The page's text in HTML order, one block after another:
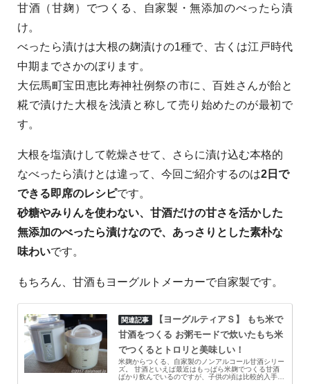
甘酒（甘麹）でつくる、自家製・無添加のべったら漬
け。
べったら漬けは大根の麹漬けの1種で、古くは江戸時代
中期までさかのぼります。
大伝馬町宝田恵比寿神社例祭の市に、百姓さんが飴と
糀で漬けた大根を浅漬と称して売り始めたのが最初で
す。
大根を塩漬けして乾燥させて、さらに漬け込む本格的
なべったら漬けとは違って、今回ご紹介するのは2日で
できる即席のレシピです。
砂糖やみりんを使わない、甘酒だけの甘さを活かした
無添加のべったら漬けなので、あっさりとした素朴な
味わいです。
もちろん、甘酒もヨーグルトメーカーで自家製です。
【ヨーグルティアＳ】 もち米で
甘酒をつくる お粥モードで炊いたもち米
でつくるとトロリと美味しい！
米麹からつくる、自家製のノンアルコール甘酒シリー
ズ。 甘酒といえば最近はもっぱら米麹でつくる甘酒
ばかり飲んでいるのですが、子供の頃は比較的入手し